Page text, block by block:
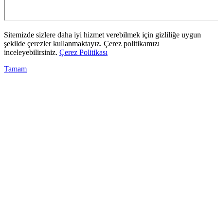
Sitemizde sizlere daha iyi hizmet verebilmek için gizliliğe uygun
şekilde çerezler kullanmaktayız. Çerez politikamızı
inceleyebilirsiniz. Çerez Politikası
Tamam